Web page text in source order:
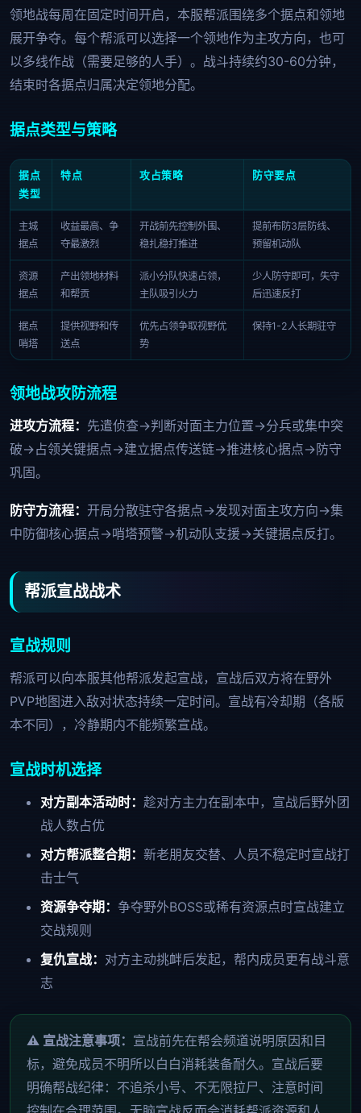
领地战每周在固定时间开启，本服帮派围绕多个据点和领地
展开争夺。每个帮派可以选择一个领地作为主攻方向，也可
以多线作战（需要足够的人手）。战斗持续约30-60分钟，
结束时各据点归属决定领地分配。
据点类型与策略
据点
类型
特点 攻占策略 防守要点
主城
据点
收益最高、争
夺最激烈
开战前先控制外围、
稳扎稳打推进
提前布防3层防线、
预留机动队
资源
据点
产出领地材料
和帮贡
派小分队快速占领，
主队吸引火力
少人防守即可，失守
后迅速反打
据点
哨塔
提供视野和传
送点
优先占领争取视野优
势
保持1-2人长期驻守
领地战攻防流程
进攻方流程： 先遣侦查→判断对面主力位置→分兵或集中突
破→占领关键据点→建立据点传送链→推进核心据点→防守
巩固。
防守方流程： 开局分散驻守各据点→发现对面主攻方向→集
中防御核心据点→哨塔预警→机动队支援→关键据点反打。
帮派宣战战术
宣战规则
帮派可以向本服其他帮派发起宣战，宣战后双方将在野外
PVP地图进入敌对状态持续一定时间。宣战有冷却期（各版
本不同），冷静期内不能频繁宣战。
宣战时机选择
对方副本活动时： 趁对方主力在副本中，宣战后野外团
战人数占优
对方帮派整合期： 新老朋友交替、人员不稳定时宣战打
击士气
资源争夺期： 争夺野外BOSS或稀有资源点时宣战建立
交战规则
复仇宣战： 对方主动挑衅后发起，帮内成员更有战斗意
志
⚠️ 宣战注意事项： 宣战前先在帮会频道说明原因和目
标，避免成员不明所以白白消耗装备耐久。宣战后要
明确帮战纪律：不追杀小号、不无限拉尸、注意时间